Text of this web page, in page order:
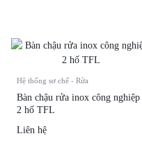
Hệ thống sơ chế - Rửa
Bàn chậu rửa inox công nghiệp
2 hố TFL
Liên hệ